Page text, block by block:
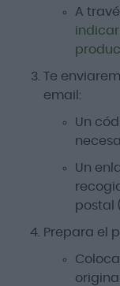
A
Te
email:
Un
Un
postal
Prepara el